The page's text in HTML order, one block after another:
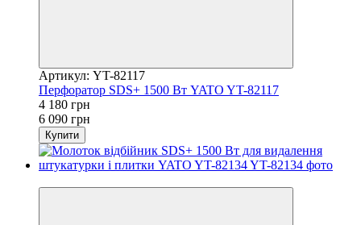
Артикул: YT-82117
Перфоратор SDS+ 1500 Вт YATO YT-82117
4 180 грн
6 090 грн
Купити